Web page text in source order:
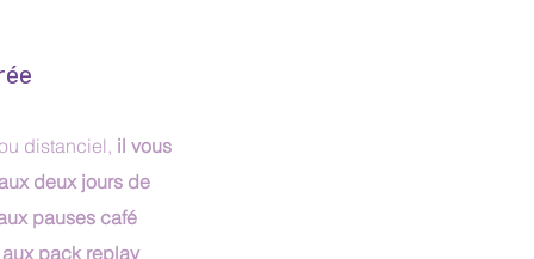
distanciel, il vous
deux jours de
pauses café
pack replay